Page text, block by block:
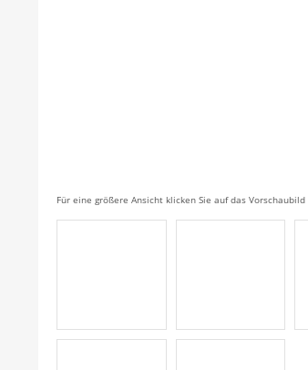
Für eine größere Ansicht klicken Sie auf das Vorschaubild